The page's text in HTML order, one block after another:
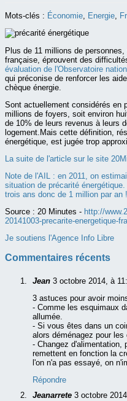
Mots-clés : Économie, Energie,
Plus de 11 millions de
française, éprouvent des
évaluation de l'Observatoire
qui préconise de renforcer les
chèque énergie.
Sont actuellement considérés en
millions de foyers, soit environ
de 10% de leurs revenus à leurs
logement.Mais cette définition,
énergétique, est jugée trop
La suite de l'article sur le site
Note de l'AIL : en 2011, on
situation de précarité énergétique.
trois ans donc de 1 million par an !
Source : 20 Minutes - http://
20141003-precarite-energetique-
Je soutiens l'Agence Info Libre
Commentaires récents
Jean 3 octobre 2014, à
3 astuces pour avoir
- Comme les esquimaux
allumée.
- Si vous êtes dans un
alors déménagez pour
- Changez d'alimentation,
remettent en fonction la
l'on n'a pas essayé, on
Répondre
Jeanarrete 3 octobre